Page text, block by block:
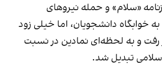
«سلام» و حمله نیروهای
دانشجویان، اما خیلی زود
رفت و به لحظه‌ای نمادین در نسبت
تبدیل شد.